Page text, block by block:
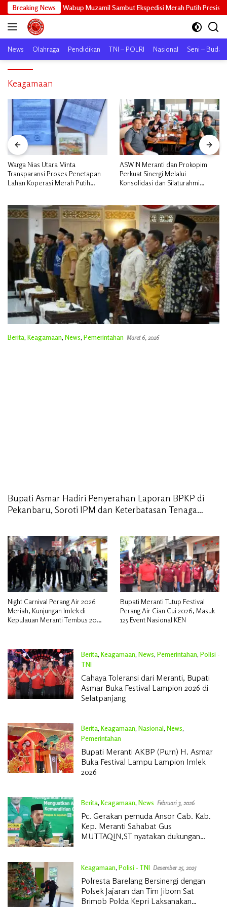
Langsung
ke
konten
Breaking News
Wabup Muzamil Sambut Ekspedisi Merah Putih Presisi Polda Riau,
News Olahraga Pendidikan TNI – POLRI Nasional Seni –
Keagamaan
Warga Nias Utara Minta
Transparansi Proses Penetapan
Lahan Koperasi Merah Putih
ASWIN Meranti dan Prokopim
Perkuat Sinergi Melalui
Konsolidasi dan Silaturahmi
Berita, Keagamaan, News, Pemerintahan Maret 6, 2026
Bupati Asmar Hadiri Penyerahan Laporan BPKP di
Pekanbaru, Soroti IPM dan Keterbatasan Tenaga
Night Carnival Perang Air 2026
Meriah, Kunjungan Imlek di
Kepulauan Meranti Tembus 20
Bupati Meranti Tutup Festival
Perang Air Cian Cui 2026, Masuk
125 Event Nasional KEN
Berita, Keagamaan, News, Pemerintahan, Polisi -
TNI
Februari 20, 2026
Cahaya Toleransi dari Meranti, Bupati
Asmar Buka Festival Lampion 2026 di
Selatpanjang
Berita, Keagamaan, Nasional, News,
Pemerintahan
Februari 15, 2026
Bupati Meranti AKBP (Purn) H. Asmar
Buka Festival Lampu Lampion Imlek
2026
Berita, Keagamaan, News Februari 3, 2026
Pc. Gerakan pemuda Ansor Cab. Kab.
Kep. Meranti Sahabat Gus
MUTTAQIN,ST nyatakan dukungan
Keagamaan, Polisi - TNI Desember 25, 2025
Polresta Barelang Bersinergi dengan
Polsek Jajaran dan Tim Jibom Sat
Brimob Polda Kepri Laksanakan